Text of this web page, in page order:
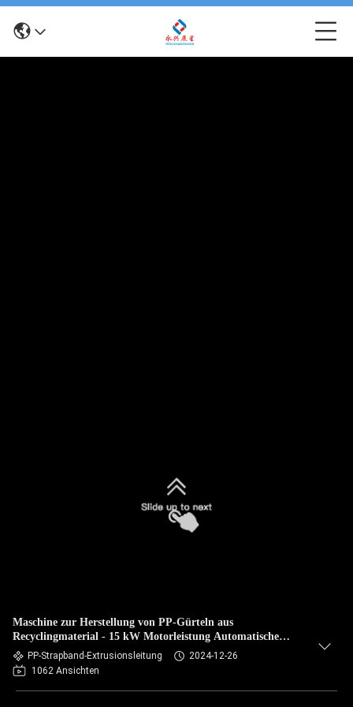
Maschine zur Herstellung von PP-Gürteln aus
Recyclingmaterial - 15 kW Motorleistung Automatische
Extrusionsleitung
PP-Strapband-Extrusionsleitung
2024-12-26
1062 Ansichten